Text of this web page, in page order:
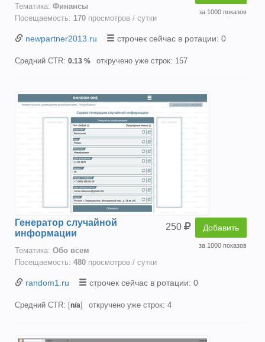
за 1000 показов
Тематика: Финансы
Посещаемость: 170 просмотров / сутки
newpartner2013.ru строчек сейчас в ротации: 0
Средний CTR: 0.13 % откручено уже строк: 157
250 Добавить
за 1000 показов
Генератор случайной
информации
Тематика: Oбо всем
Посещаемость: 480 просмотров / сутки
random1.ru строчек сейчас в ротации: 0
Средний CTR: [n/a] откручено уже строк: 4